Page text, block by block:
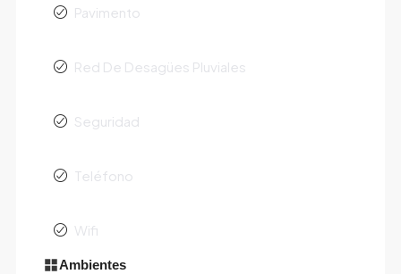
Pavimento
Red De Desagües Pluviales
Seguridad
Teléfono
Wifi
Ambientes